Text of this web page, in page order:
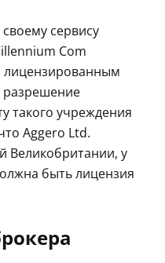
сервису
Com
лицензированным
разрешение
такого учреждения
Aggero Ltd.
Великобритании, у
быть лицензия